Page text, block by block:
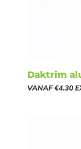
Daktrim
VANAF€4.30